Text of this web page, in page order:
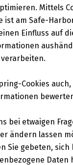
Mittels
ist am Safe-
Einfluss auf
verarbeiten.
Cookies
bei etwaigen
ändern lassen
Sie gebeten,
Daten